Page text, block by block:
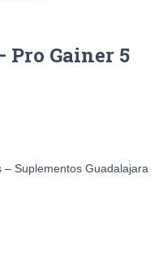
Gainer 5
Suplementos Guadalajara